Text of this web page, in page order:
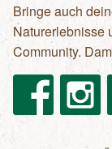
Bringe auch
Naturerlebnisse
Community.
FacebookInstagram